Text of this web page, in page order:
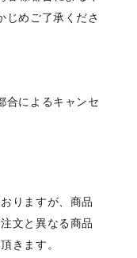
じめご了承くださ
合によるキャンセ
りますが、商品
文と異なる商品
きます。